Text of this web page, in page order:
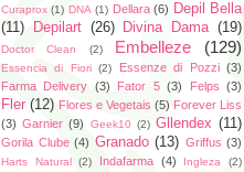
Curaprox (1) DNA (1) Dellara (6) Depil Bella
(11)
Depilart (26) Divina Dama (19)
Doctor Clean (2) Embelleze (129)
Essencia di Fiori (2) Essenze di Pozzi (3)
Farma Delivery (3) Fator 5 (3) Felps (3)
Fler (12) Flores e Vegetais (5) Forever Liss
(3) Garnier (9) Geek10 (2) Gllendex (11)
Gorila Clube (4) Granado (13) Griffus (3)
Harts Natural (2) Indafarma (4) Ingleza
(2)